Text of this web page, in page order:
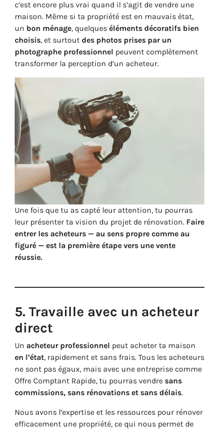
c’est encore plus vrai quand il s’agit de vendre une
maison. Même si ta propriété est en mauvais état,
un bon ménage, quelques éléments décoratifs bien
choisis, et surtout des photos prises par un
photographe professionnel peuvent complètement
transformer la perception d’un acheteur.
Une fois que tu as capté leur attention, tu pourras
leur présenter ta vision du projet de rénovation. Faire
entrer les acheteurs — au sens propre comme au
figuré — est la première étape vers une vente
réussie.
5. Travaille avec un acheteur
direct
Un acheteur professionnel peut acheter ta maison
en l’état, rapidement et sans frais. Tous les acheteurs
ne sont pas égaux, mais avec une entreprise comme
Offre Comptant Rapide, tu pourras vendre sans
commissions, sans rénovations et sans délais.
Nous avons l’expertise et les ressources pour rénover
efficacement une propriété, ce qui nous permet de